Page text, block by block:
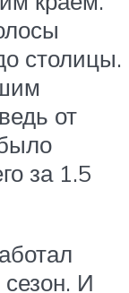
столицы.
от
за 1.5
И